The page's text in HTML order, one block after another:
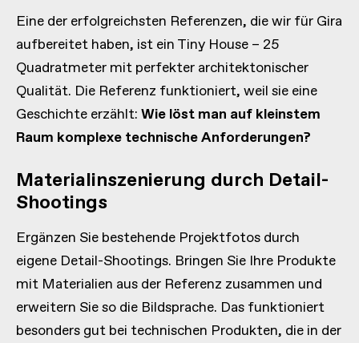
Eine der erfolgreichsten Referenzen, die wir für Gira
aufbereitet haben, ist ein Tiny House – 25
Quadratmeter mit perfekter architektonischer
Qualität. Die Referenz funktioniert, weil sie eine
Geschichte erzählt: Wie löst man auf kleinstem
Raum komplexe technische Anforderungen?
Materialinszenierung durch Detail-
Shootings
Ergänzen Sie bestehende Projektfotos durch
eigene Detail-Shootings. Bringen Sie Ihre Produkte
mit Materialien aus der Referenz zusammen und
erweitern Sie so die Bildsprache. Das funktioniert
besonders gut bei technischen Produkten, die in der